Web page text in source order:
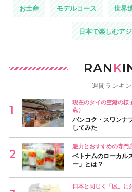
お土産 モデルコース 世界
日本で楽しむア
RANK
週間ランキ
現在のタイの空港の様
点）
バンコク・スワンナ
してみた
魅力とおすすめの専門
ベトナムのローカル
ー」とは？
日本と同じく「区」に